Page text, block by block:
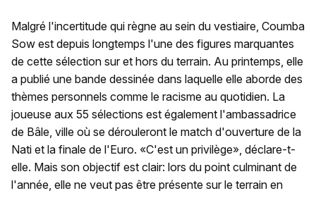
Malgré l'incertitude qui règne au sein du vestiaire, Coumba
Sow est depuis longtemps l'une des figures marquantes
de cette sélection sur et hors du terrain. Au printemps, elle
a publié une bande dessinée dans laquelle elle aborde des
thèmes personnels comme le racisme au quotidien. La
joueuse aux 55 sélections est également l'ambassadrice
de Bâle, ville où se dérouleront le match d'ouverture de la
Nati et la finale de l'Euro. «C'est un privilège», déclare-t-
elle. Mais son objectif est clair: lors du point culminant de
l'année, elle ne veut pas être présente sur le terrain en